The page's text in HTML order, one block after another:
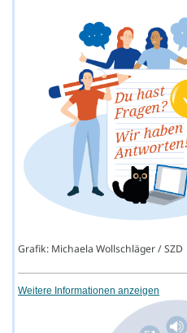
Grafik: Michaela Wollschläger / SZD
Weitere Informationen anzeigen